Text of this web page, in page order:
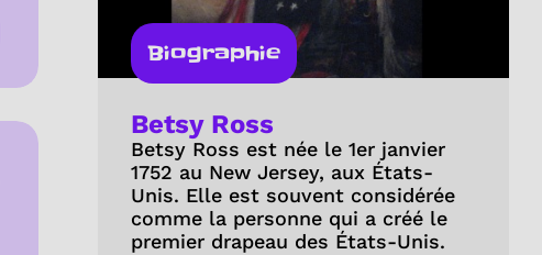
Biographie
Betsy Ross
Betsy Ross est née le 1er janvier
1752 au New Jersey, aux États-
Unis. Elle est souvent considérée
comme la personne qui a créé le
premier drapeau des États-Unis.